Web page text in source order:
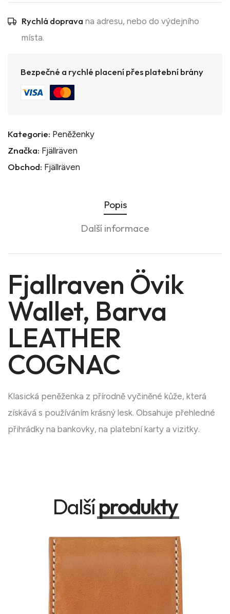
Rychlá doprava na adresu, nebo do výdejního
místa.
Bezpečné a rychlé placení přes platební brány
Kategorie: Peněženky
Značka: Fjällräven
Obchod: Fjällräven
Popis
Další informace
Fjallraven Övik
Wallet, Barva
LEATHER
COGNAC
Klasická peněženka z přírodně vyčiněné kůže, která
získává s používáním krásný lesk. Obsahuje přehledné
přihrádky na bankovky, na platební karty a vizitky.
Dalšíprodukty